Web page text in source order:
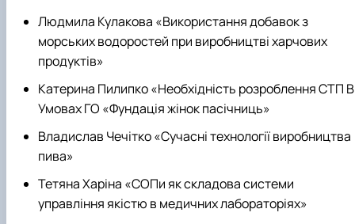
Людмила Кулакова «Використання добавок з
морських водоростей при виробництві харчових
продуктів»
Катерина Пилипко«Необхідність розроблення СТП В
Умовах ГО «Фундація жінок пасічниць»
Владислав Чечітко«Сучасні технології виробництва
пива»
Тетяна Харіна «СОПи як складова системи
управлінняякістю в медичних лабораторіях»